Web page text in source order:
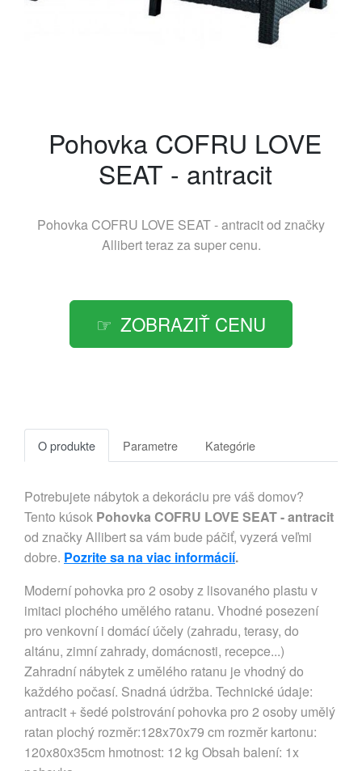
Pohovka COFRU LOVE
SEAT - antracit
Pohovka COFRU LOVE SEAT - antracit od značky
Allibertteraz za super cenu.
ZOBRAZIŤ CENU
O produkte Parametre Kategórie
Potrebujete nábytok a dekoráciu pre váš domov?
Tento kúsok Pohovka COFRU LOVE SEAT - antracit
od značky Allibert sa vám bude páčiť, vyzerá veľmi
dobre. Pozrite sa na viac informácií.
Moderní pohovka pro 2 osoby z lisovaného plastu v
imitaci plochého umělého ratanu. Vhodné posezení
pro venkovní i domácí účely (zahradu, terasy, do
altánu, zimní zahrady, domácnosti, recepce...)
Zahradní nábytek z umělého ratanu je vhodný do
každého počasí. Snadná údržba. Technické údaje:
antracit + šedé polstrování pohovka pro 2 osoby umělý
ratan plochý rozměr:128x70x79 cm rozměr kartonu:
120x80x35cm hmotnost: 12 kg Obsah balení: 1x